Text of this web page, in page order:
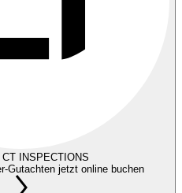
INSPECTIONS
Gutachten jetzt online buchen